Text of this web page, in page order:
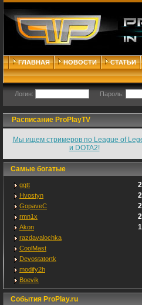
ГЛАВНАЯ НОВОСТИ СТАТЬИ
Логин: Пароль:
Расписание ProPlayTV
Мы ищем стримеров по League of
и DOTA2!
Самые богатые
ggtt
Hvostyn
GopaveC
rmn1x
Akon
razdavalochka
CoolMast
Devostatortk
modify2h
Boevik
События ProPlay.ru